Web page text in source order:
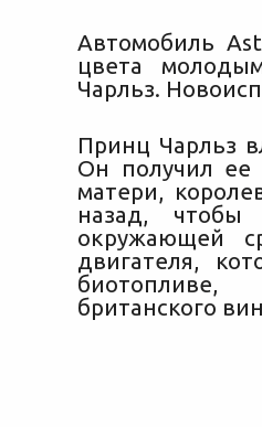
Автомобиль
цвета
Чарльз.
Принц Чарльз
Он получил
матери,
назад,
окружающей
двигателя,
британского